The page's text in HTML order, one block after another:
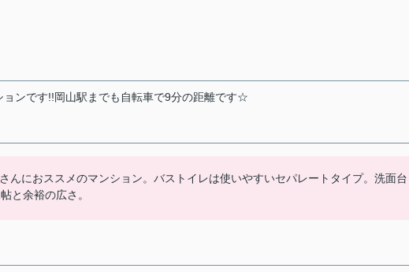
ンです!!岡山駅までも自転車で9分の距離です☆
んにおススメのマンション。バストイレは使いやすいセパレートタイプ。洗面
と余裕の広さ。